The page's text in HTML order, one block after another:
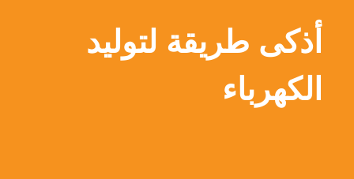
أذكى طريقة لتوليد
الكهرباء